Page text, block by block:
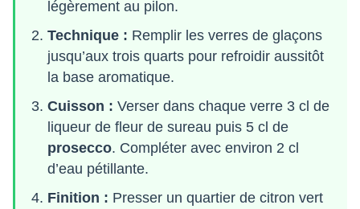
légèrement au pilon.
Technique : Remplir les verres de glaçons
jusqu’aux trois quarts pour refroidir aussitôt
la base aromatique.
Cuisson : Verser dans chaque verre 3 cl de
liqueur de fleur de sureau puis 5 cl de
prosecco. Compléter avec environ 2 cl
d’eau pétillante.
Finition : Presser un quartier de citron vert